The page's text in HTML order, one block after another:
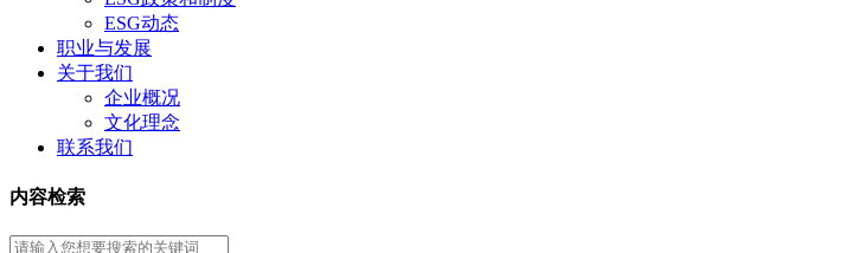
ESG动态
职业与发展
关于我们
企业概况
文化理念
联系我们
内容检索